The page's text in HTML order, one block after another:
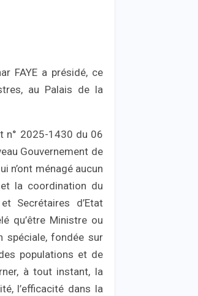
FAYE a présidé, ce
au Palais de la
n° 2025-1430 du 06
Gouvernement de
n’ont ménagé aucun
la coordination du
Secrétaires d’Etat
qu’être Ministre ou
spéciale, fondée sur
populations et de
à tout instant, la
l’efficacité dans la